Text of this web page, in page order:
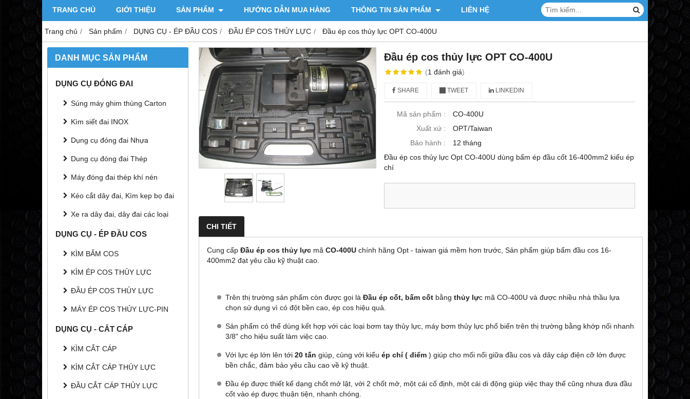
TRANG CHỦ GIỚI THIỆU SẢN PHẨM HƯỚNG DẪN MUA HÀNG THÔNG TIN SẢN PHẨM LIÊN HỆ
Trang chủ Sản phẩm DỤNG CỤ - ÉP ĐẦU COS ĐẦU ÉP COS THỦY LỰC Đầu ép cos thủy lực OPT CO-400U
DANH MỤC SẢN PHẨM
DỤNG CỤ ĐÓNG ĐAI
Súng máy ghim thùng Carton
Kìm siết đai INOX
Dụng cụ đóng đai Nhựa
Dung cụ đóng đai Thép
Máy đóng đai thép khí nén
Kéo cắt dây đai, Kìm kẹp bọ đai
Xe ra dây đai, dây đai các loại
DỤNG CỤ - ÉP ĐẦU COS
KÌM BẤM COS
KÌM ÉP COS THỦY LỰC
ĐẦU ÉP COS THỦY LỰC
MÁY ÉP COS THỦY LỰC-PIN
DỤNG CỤ - CẮT CÁP
KÌM CẮT CÁP
KÌM CẮT CÁP THỦY LỰC
ĐẦU CẮT CÁP THỦY LỰC
Đầu ép cos thủy lực OPT CO-400U
(1 đánh giá)
SHARE TWEET LINKEDIN
Mã sản phẩm :
CO-400U
Xuất xứ :
OPT/Taiwan
Bảo hành :
12 tháng
Đầu ép cos thủy lực Opt CO-400U dùng bấm ép đầu cốt 16-400mm2 kiểu ép
chí
CHI TIẾT
Cung cấp Đầu ép cos thủy lực mã CO-400U chính hãng Opt - taiwan giá mềm hơn trước, Sản phẩm giúp bấm đầu cos 16-
400mm2 đạt yêu cầu kỹ thuật cao.
Trên thị trường sản phẩm còn được gọi là Đầu ép cốt, bấm cốt bằng thủy lực mã CO-400U và được nhiều nhà thầu lựa
chọn sử dụng vì có đột bền cao, ép cos hiệu quả.
Sản phẩm có thể dùng kết hợp với các loại bơm tay thủy lực, máy bơm thủy lực phổ biến trên thị trường bằng khớp nối nhanh
3/8" cho hiệu suất làm việc cao.
Với lực ép lớn lên tới 20 tấn giúp, cùng với kiểu ép chí ( điểm ) giúp cho mối nối giữa đầu cos và dây cáp điện cỡ lớn được
bền chắc, đảm bảo yêu cầu cao về kỹ thuật.
Đầu ép được thiết kế dạng chốt mở lật, với 2 chốt mở, một cái cố định, một cái di động giúp việc thay thế cũng nhưa đưa đầu
cốt vào ép được thuận tiện, nhanh chóng.